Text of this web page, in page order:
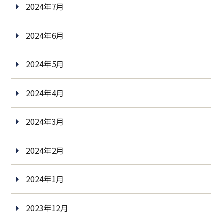
2024年7月
2024年6月
2024年5月
2024年4月
2024年3月
2024年2月
2024年1月
2023年12月